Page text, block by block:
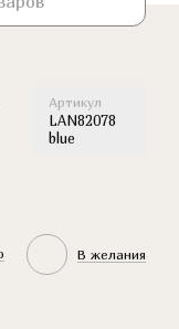
Артикул
LAN82078
blue
В желания